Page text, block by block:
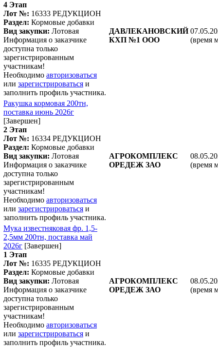
4 Этап
Лот №: 16333 РЕДУКЦИОН
Раздел: Кормовые добавки
Вид закупки: Лотовая
Информация о заказчике
доступна только
зарегистрированным
участникам!
Необходимо авторизоваться
или зарегистрироваться и
заполнить профиль участника.
ДАВЛЕКАНОВСКИЙ
КХП №1 ООО
(время
Ракушка кормовая 200тн,
поставка июнь 2026г
[Завершен]
2 Этап
Лот №: 16334 РЕДУКЦИОН
Раздел: Кормовые добавки
Вид закупки: Лотовая
Информация о заказчике
доступна только
зарегистрированным
участникам!
Необходимо авторизоваться
или зарегистрироваться и
заполнить профиль участника.
АГРОКОМПЛЕКС
ОРЕДЕЖ ЗАО
(время
Мука известняковая фр. 1,5-
2,5мм 200тн, поставка май
2026г [Завершен]
1 Этап
Лот №: 16335 РЕДУКЦИОН
Раздел: Кормовые добавки
Вид закупки: Лотовая
Информация о заказчике
доступна только
зарегистрированным
участникам!
Необходимо авторизоваться
или зарегистрироваться и
заполнить профиль участника.
АГРОКОМПЛЕКС
ОРЕДЕЖ ЗАО
(время